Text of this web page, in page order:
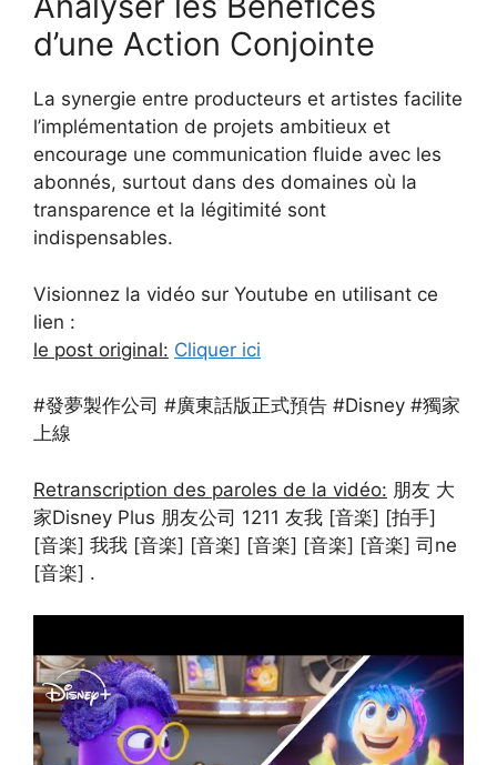
d’une Action Conjointe
La synergie entre producteurs et artistes facilite
l’implémentation de projets ambitieux et
encourage une communication fluide avec les
abonnés, surtout dans des domaines où la
transparence et la légitimité sont
indispensables.
Visionnez la vidéo sur Youtube en utilisant ce
lien :
le post original: Cliquer ici
#發夢製作公司 #廣東話版正式預告 #Disney #獨家
上線
Retranscription des paroles de la vidéo: 朋友 大
家Disney Plus 朋友公司 1211 友我 [音楽] [拍手]
[音楽] 我我 [音楽] [音楽] [音楽] [音楽] [音楽] 司ne
[音楽] .